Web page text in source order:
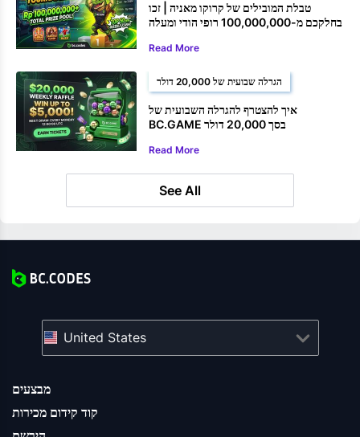
טבלת המובילים של קרוקו מאניה | זכו
בחלקכם מ-100,000,000 רופי הודי ומעלה
Read More
הגרלה שבועית של 20,000 דולר
איך להצטרף להגרלה השבועית של
BC.GAME בסך 20,000 דולר
Read More
See All
מבצעים
קוד קידום מכירות
United States